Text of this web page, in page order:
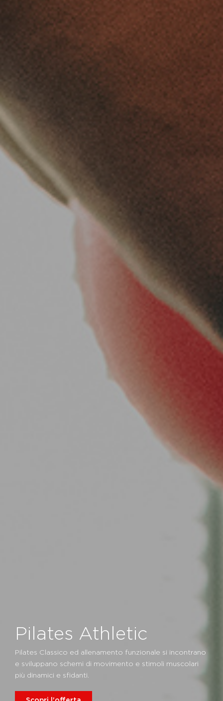
Pilates Athletic
Pilates Classico ed allenamento funzionale si incontrano
e sviluppano schemi di movimento e stimoli muscolari
più dinamici e sfidanti.